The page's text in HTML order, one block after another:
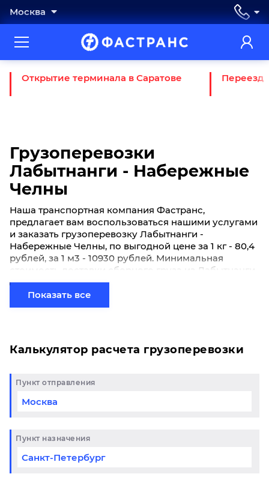
Москва
Открытие терминала в Саратове Переезд
Грузоперевозки
Лабытнанги - Набережные
Челны
Наша транспортная компания Фастранс,
предлагает вам воспользоваться нашими услугами
и заказать грузоперевозку Лабытнанги -
Набережные Челны, по выгодной цене за 1 кг - 80,4
рублей, за 1 м3 - 10930 рублей. Минимальная
стоимость доставки сборного груза из Лабытнанги
в Набережные Челны начинается от 4200 рублей.
Если вы хотите отправить свой груз сборной
партией по готовому маршруту в Набережные
Показать все
Калькулятор расчета грузоперевозки
Пункт отправления
Пункт назначения